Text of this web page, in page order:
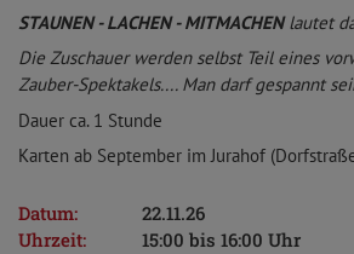
STAUNEN - LACHEN - MITMACHENlautet
Die Zuschauer werden selbst Teil eines
Zauber-Spektakels.... Man darf gespannt
Dauer ca. 1 Stunde
Karten ab September im Jurahof
Datum:
22.11.26
Uhrzeit:
15:00 bis 16:00 Uhr